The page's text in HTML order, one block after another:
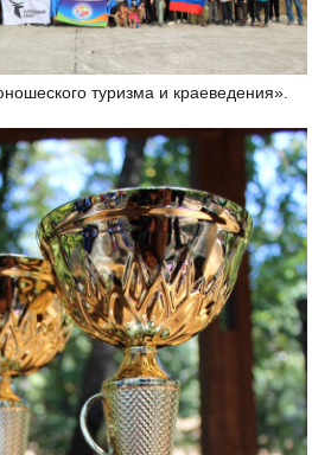
туризма и краеведения».